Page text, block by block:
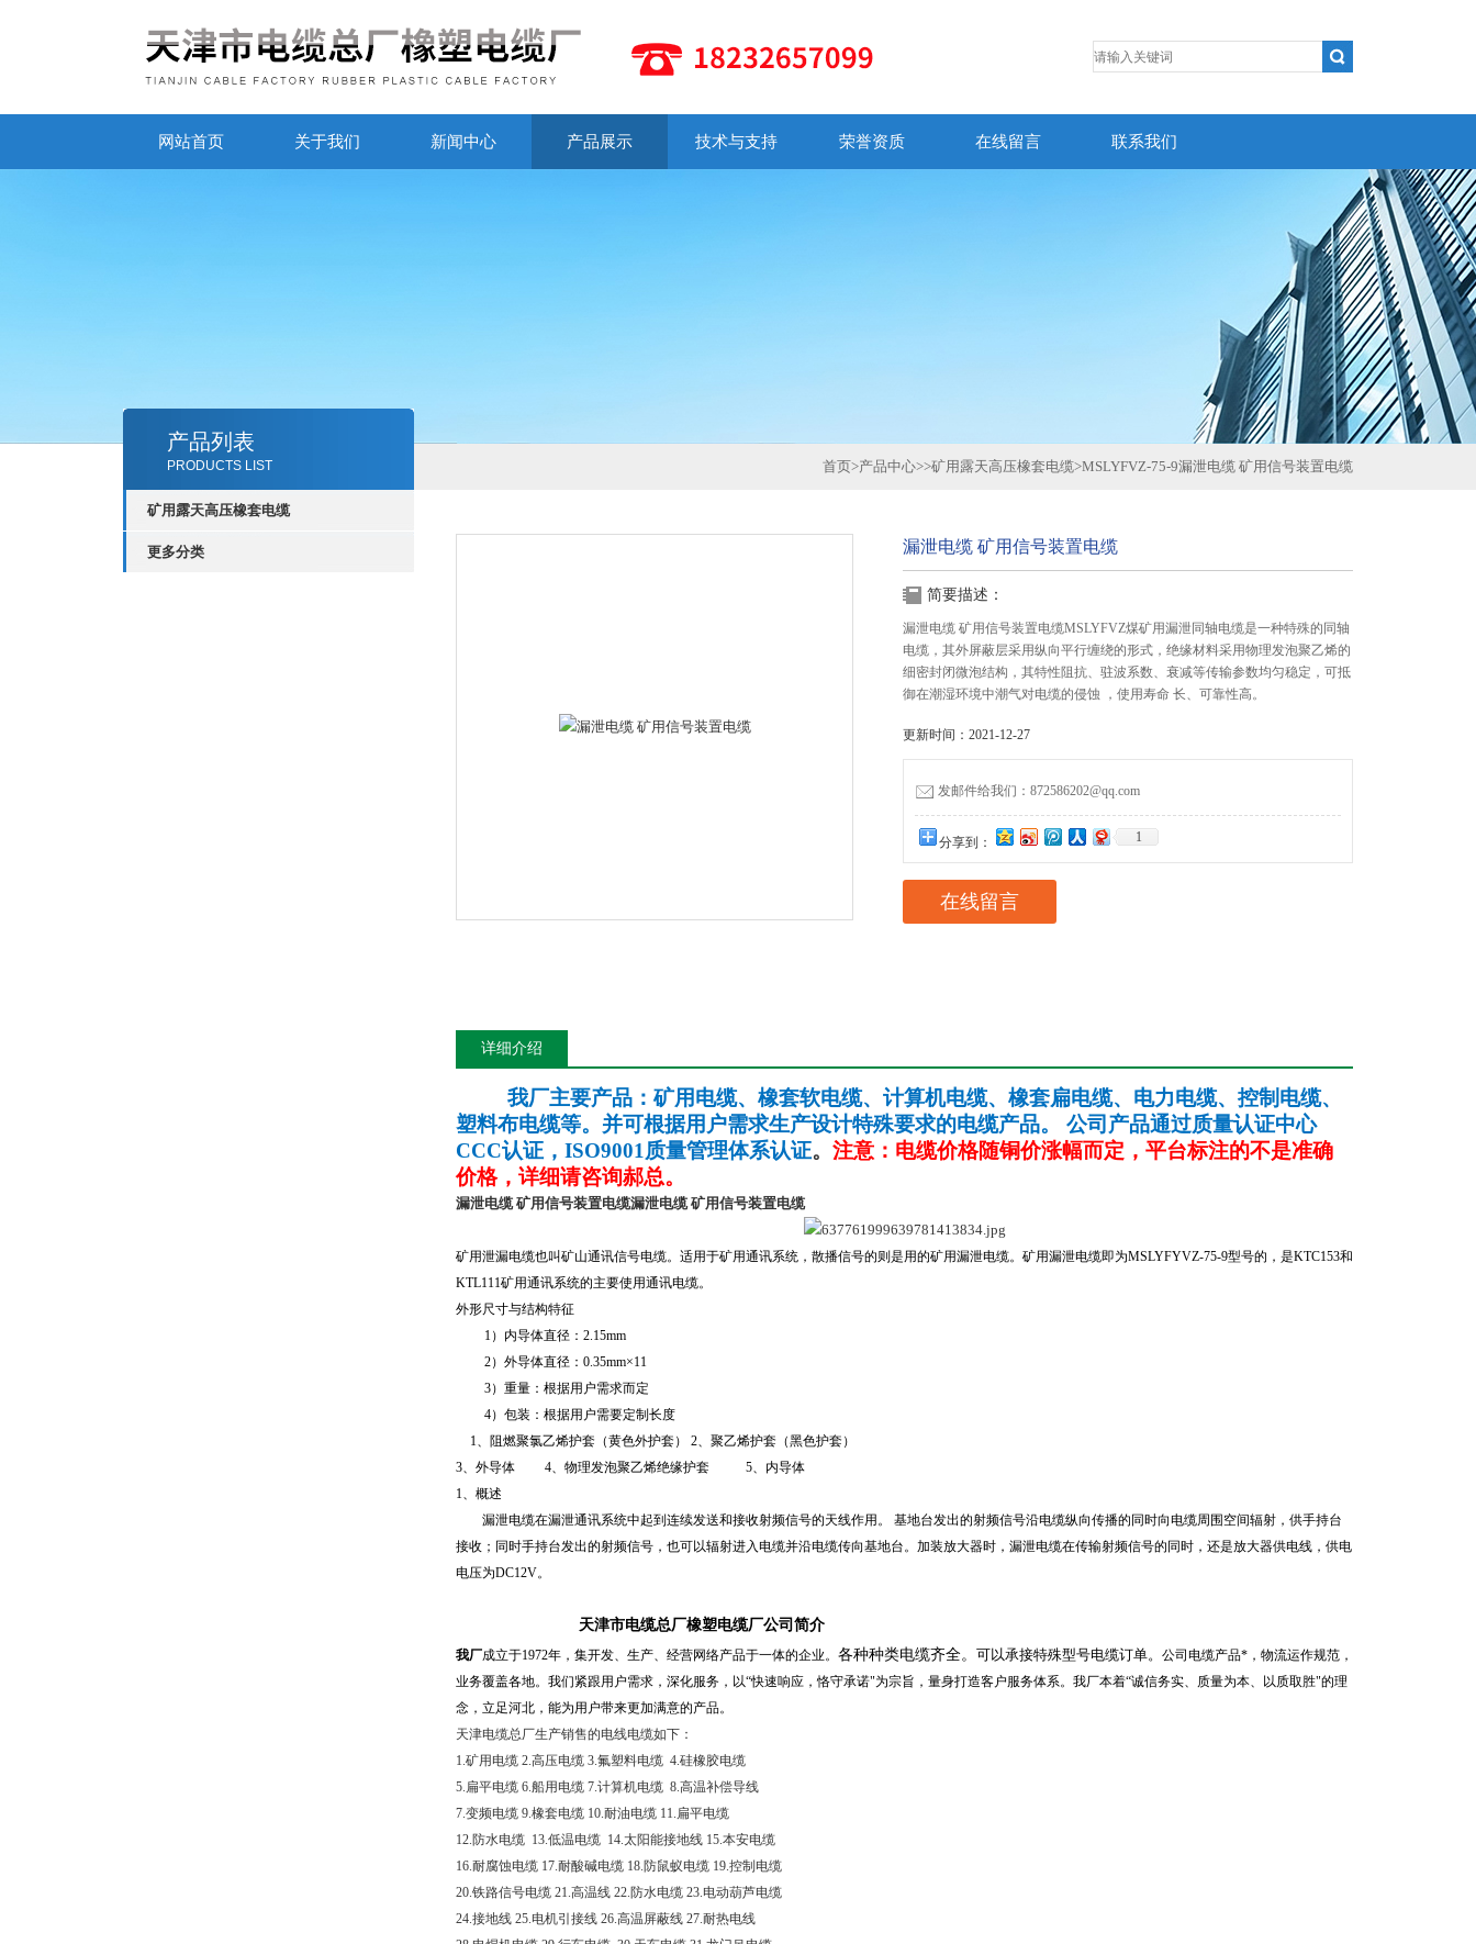
网站首页 关于我们 新闻中心 产品展示 技术与支持 荣誉资质 在线留言 联系我们
产品列表
PRODUCTS LIST
矿用露天高压橡套电缆
更多分类
首页>产品中心>>矿用露天高压橡套电缆>MSLYFVZ-75-9漏泄电缆 矿用信号装置电缆
漏泄电缆 矿用信号装置电缆
简要描述：
漏泄电缆 矿用信号装置电缆MSLYFVZ煤矿用漏泄同轴电缆是一种特殊的同轴
电缆，其外屏蔽层采用纵向平行缠绕的形式，绝缘材料采用物理发泡聚乙烯的
细密封闭微泡结构，其特性阻抗、驻波系数、衰减等传输参数均匀稳定，可抵
御在潮湿环境中潮气对电缆的侵蚀 ，使用寿命 长、可靠性高。
更新时间：2021-12-27
发邮件给我们：872586202@qq.com
分享到： 1
在线留言
详细介绍
我厂主要产品：矿用电缆、橡套软电缆、计算机电缆、橡套扁电缆、电力电缆、控制电缆、
塑料布电缆等。并可根据用户需求生产设计特殊要求的电缆产品。
公司产品通过质量认证中心
CCC认证， ISO9001 质量管理体系认证。 注意：电缆价格随铜价涨幅而定，平台标注的不是准确
价格，详细请咨询郝总。
漏泄电缆 矿用信号装置电缆漏泄电缆 矿用信号装置电缆
矿用泄漏电缆也叫矿山通讯信号电缆。适用于矿用通讯系统，散播信号的则是用的矿用漏泄电缆。矿用漏泄电缆即为MSLYFYVZ-75-9型号的，是KTC153和
KTL111矿用通讯系统的主要使用通讯电缆。
外形尺寸与结构特征
1）内导体直径： 2.15mm
2）外导体直径： 0.35mm×11
3）重量：根据用户需求而定
4）包装：根据用户需要定制长度
1、阻燃聚氯乙烯护套（黄色外护套） 2、聚乙烯护套（黑色护套）
3、外导体 4、物理发泡聚乙烯绝缘护套 5、内导体
1、概述
漏泄电缆在漏泄通讯系统中起到连续发送和接收射频信号的天线作用。
基地台发出的射频信号沿电缆纵向传播的同时向电缆周围空间辐射，供手持台
接收；同时手持台发出的射频信号，也可以辐射进入电缆并沿电缆传向基地台。加装放大器时，漏泄电缆在传输射频信号的同时，还是放大器供电线，供电
电压为DC12V。
天津市电缆总厂橡塑电缆厂公司简介
我厂成立于1972年，集开发、生产、经营网络产品于一体的企业。 各种种类电缆齐全。 可以承接特殊型号电缆订单。 公司电缆产品*，物流运作规范，
业务覆盖各地。 我们紧跟用户需求，深化服务，以“快速响应，恪守承诺"为宗旨，量身打造客户服务体系。我厂本着“诚信务实、质量为本、以质取胜"的理
念，立足河北，能为用户带来更加满意的产品。
天津电缆总厂生产销售的电线电缆如下：
1.矿用电缆 2.高压电缆 3.氟塑料电缆 4.硅橡胶电缆
5.扁平电缆 6.船用电缆 7.计算机电缆 8.高温补偿导线
7.变频电缆 9.橡套电缆 10.耐油电缆 11.扁平电缆
12.防水电缆 13.低温电缆 14.太阳能接地线 15.本安电缆
16.耐腐蚀电缆 17.耐酸碱电缆 18.防鼠蚁电缆 19.控制电缆
20.铁路信号电缆 21.高温线 22.防水电缆 23.电动葫芦电缆
24.接地线 25.电机引接线 26.高温屏蔽线 27.耐热电线